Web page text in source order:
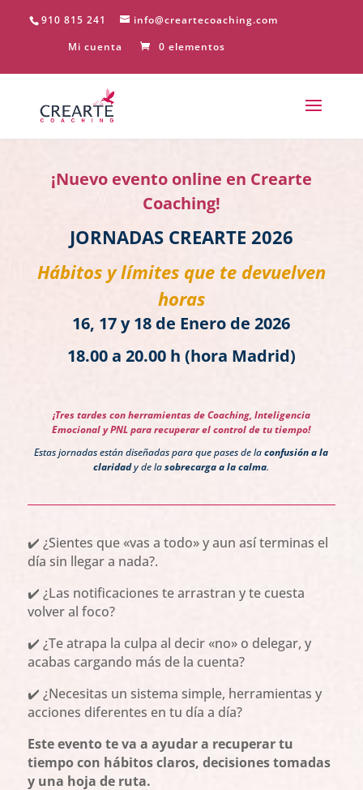
910 815 241
info@creartecoaching.com
Mi cuenta
0 elementos
¡Nuevo evento online en Crearte
Coaching!
JORNADAS CREARTE 2026
Hábitos y límites que te devuelven
horas
16, 17 y 18 de Enero de 2026
18.00 a 20.00 h (hora Madrid)
¡Tres tardes con herramientas de Coaching, Inteligencia
Emocional y PNL para recuperar el control de tu tiempo!
Estas jornadas están diseñadas para que pases de laconfusión a la
claridady de lasobrecarga a la calma.
✔️ ¿Sientes que «vas a todo» y aun así terminas el
día sin llegar a nada?.
✔️ ¿Las notificaciones te arrastran y te cuesta
volver al foco?
✔️ ¿Te atrapa la culpa al decir «no» o delegar, y
acabas cargando más de la cuenta?
✔️ ¿Necesitas un sistema simple, herramientas y
acciones diferentes en tu día a día?
Este evento te va a ayudar a recuperar tu
tiempo con hábitos claros, decisiones tomadas
y una hoja de ruta.